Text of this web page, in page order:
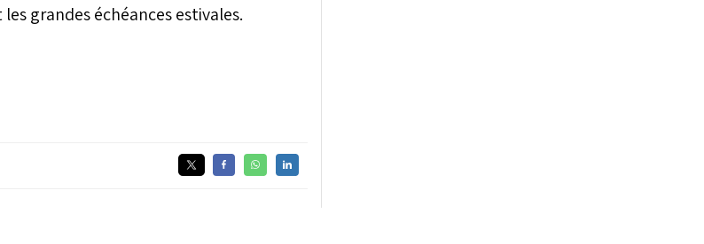
grandes échéances estivales.